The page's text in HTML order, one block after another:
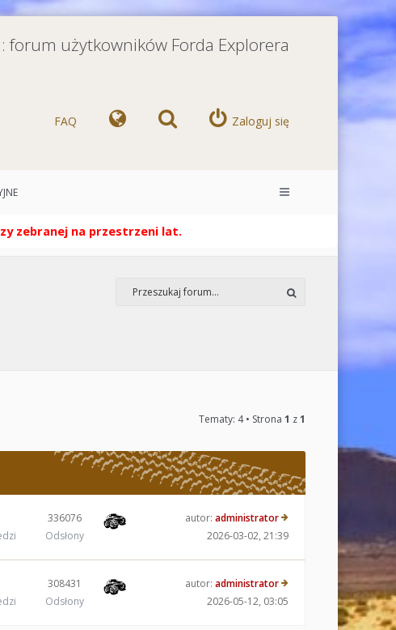
forum użytkowników Forda Explorera
FAQ Zaloguj się
zebranej na przestrzeni lat.
Tematy: 4 • Strona 1 z1
336076
Odsłony
autor: administrator
2026-03-02, 21:39
308431
Odsłony
autor: administrator
2026-05-12, 03:05